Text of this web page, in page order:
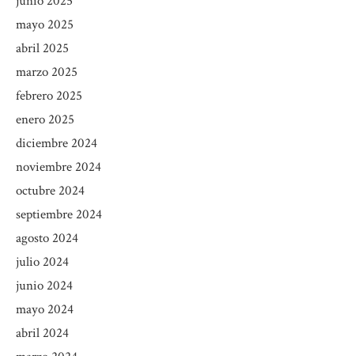
mayo 2025
abril 2025
marzo 2025
febrero 2025
enero 2025
diciembre 2024
noviembre 2024
octubre 2024
septiembre 2024
agosto 2024
julio 2024
junio 2024
mayo 2024
abril 2024